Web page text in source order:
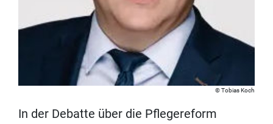
Tobias Koch
In der Debatte über die Pflegereform